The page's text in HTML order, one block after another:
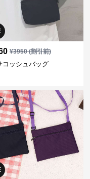
¥3950(割引前)
コッシュバッグ